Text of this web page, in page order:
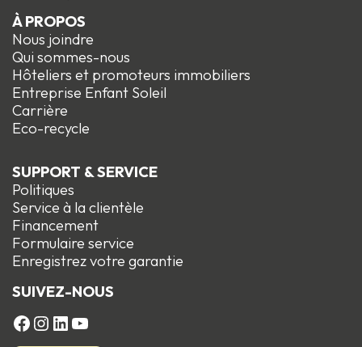
À PROPOS
Nous joindre
Qui sommes-nous
Hôteliers et promoteurs immobiliers
Entreprise Enfant Soleil
Carrière
Eco-recycle
SUPPORT & SERVICE
Politiques
Service à la clientèle
Financement
Formulaire service
Enregistrez votre garantie
SUIVEZ-NOUS
FACEBOOK
Instagram
LinkedIn
YouTube